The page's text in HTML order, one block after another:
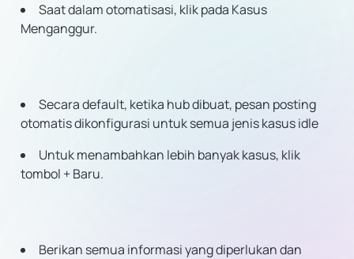
Saat dalam otomatisasi, klik pada Kasus
Menganggur.
Secara default, ketika hub dibuat, pesan posting
otomatis dikonfigurasi untuk semua jenis kasus idle
Untuk menambahkan lebih banyak kasus, klik
tombol + Baru.
Berikan semua informasi yang diperlukan dan